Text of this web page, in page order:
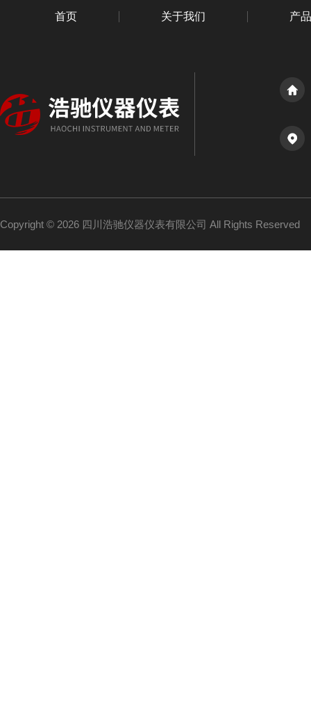
首页 关于我们 产
Copyright © 2026 四川浩驰仪器仪表有限公司 All Rights Reserved